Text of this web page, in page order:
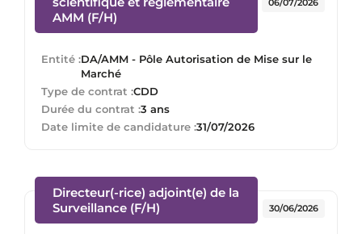
AMM (F/H)
Entité :DA/AMM - Pôle Autorisation de Mise sur le
Marché
Type de contrat :CDD
Durée du contrat :3 ans
06/07/2026
Date limite de candidature :31/07/2026
Directeur(-rice) adjoint(e) de la
Surveillance (F/H)
30/06/2026